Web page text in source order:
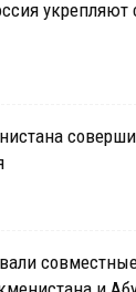
укрепляют